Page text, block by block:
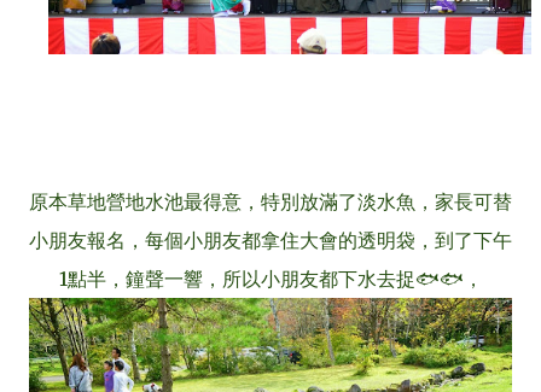
原本草地營地水池最得意，特別放滿了淡水魚，家長可替
小朋友報名，每個小朋友都拿住大會的透明袋，到了下午
1點半，鐘聲一響，所以小朋友都下水去捉🐟🐟，